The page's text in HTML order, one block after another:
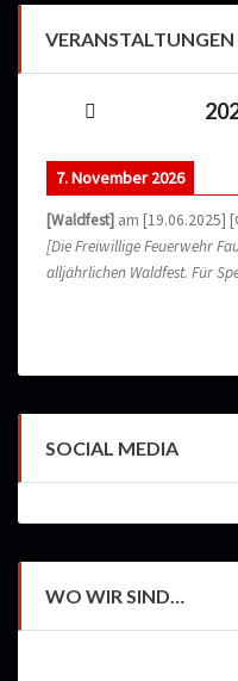
VERANSTALTUNGEN
7. November 2026
[Waldfest] am [19.06.2025]
[Die Freiwillige Feuerwehr
alljährlichen Waldfest. Für
SOCIAL MEDIA
WO WIR SIND…